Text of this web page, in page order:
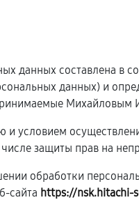
данных составлена в
данных) и
Михайловым
и условием
защиты прав на
обработки
сайта https://nsk.hitachi-